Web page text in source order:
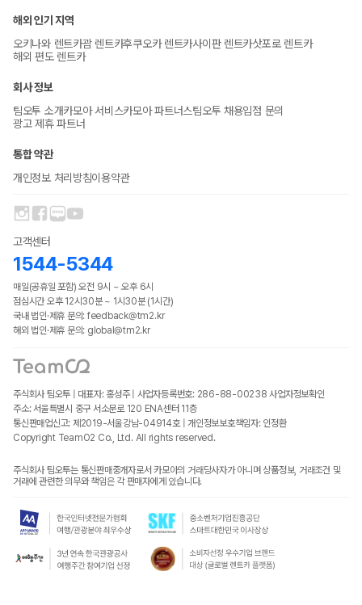
해외 인기 지역
오키나와 렌트카괌 렌트카후쿠오카 렌트카사이판 렌트카삿포로 렌트카
해외 편도 렌트카
회사 정보
팀오투 소개카모아 서비스카모아 파트너스팀오투 채용입점 문의
광고 제휴 파트너
통합 약관
개인정보 처리방침이용약관
고객센터
1544-5344
매일(공휴일 포함) 오전 9시 ~ 오후 6시
점심시간 오후 12시30분 ~ 1시30분 (1시간)
국내 법인·제휴 문의: feedback@tm2.kr
해외 법인·제휴 문의: global@tm2.kr
주식회사 팀오투 | 대표자: 홍성주 | 사업자등록번호: 286-88-00238 사업자정보확인
주소: 서울특별시 중구 서소문로 120 ENA센터 11층
통신판매업신고: 제2019-서울강남-04914호 | 개인정보보호책임자: 인정환
Copyright TeamO2 Co., Ltd. All rights reserved.
주식회사 팀오투는 통신판매중개자로서 카모아의 거래당사자가 아니며 상품정보, 거래조건 및
거래에 관련한 의무와 책임은 각 판매자에게 있습니다.